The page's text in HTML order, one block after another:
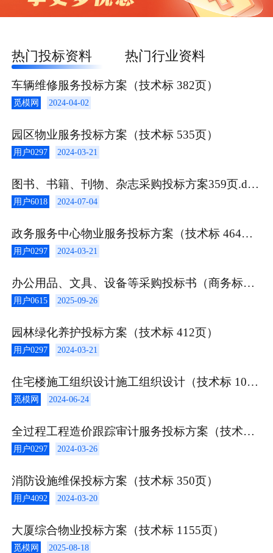
热门投标资料 热门行业资料
车辆维修服务投标方案（技术标 382页）
觅模网 2024-04-02
园区物业服务投标方案（技术标 535页）
用户0297 2024-03-21
图书、书籍、刊物、杂志采购投标方案359页.docx
用户6018 2024-07-04
政务服务中心物业服务投标方案（技术标 464页）
用户0297 2024-03-21
办公用品、文具、设备等采购投标书（商务标+技术标）（1）
用户0615 2025-09-26
园林绿化养护投标方案（技术标 412页）
用户0297 2024-03-21
住宅楼施工组织设计施工组织设计（技术标 107页）
觅模网 2024-06-24
全过程工程造价跟踪审计服务投标方案（技术标 452页）
用户0297 2024-03-26
消防设施维保投标方案（技术标 350页）
用户4092 2024-03-20
大厦综合物业投标方案（技术标 1155页）
觅模网 2025-08-18